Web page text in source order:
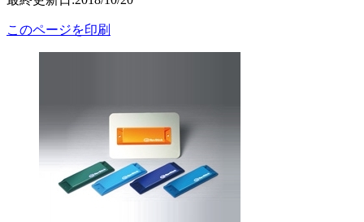
このページを印刷